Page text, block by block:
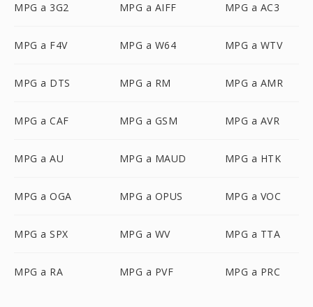
MPG a 3G2 MPG a AIFF MPG a AC3
MPG a F4V MPG a W64 MPG a WTV
MPG a DTS MPG a RM MPG a AMR
MPG a CAF MPG a GSM MPG a AVR
MPG a AU MPG a MAUD MPG a HTK
MPG a OGA MPG a OPUS MPG a VOC
MPG a SPX MPG a WV MPG a TTA
MPG a RA MPG a PVF MPG a PRC